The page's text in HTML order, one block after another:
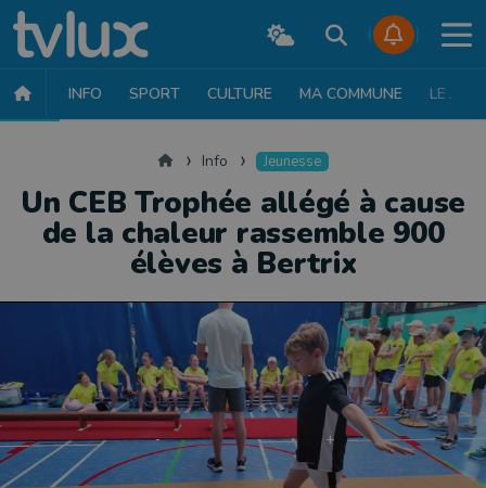
INFO SPORT CULTURE MA COMMUNE LE JT
AccueilInfo Jeunesse
Un CEB Trophée allégé à cause
de la chaleur rassemble 900
élèves à Bertrix